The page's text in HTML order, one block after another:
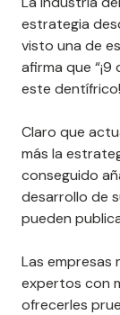
estrategia
visto una de
afirma que
este
Claro que
más la
conseguido
desarrollo de
pueden
Las empresas
expertos con
ofrecerles